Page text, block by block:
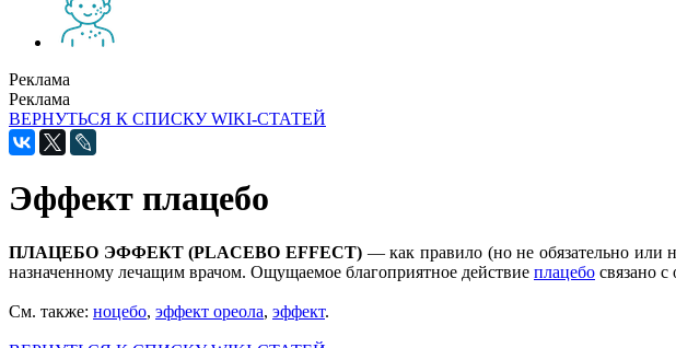
Реклама
Реклама
ВЕРНУТЬСЯ К СПИСКУ WIKI-СТАТЕЙ
Эффект плацебо
ПЛАЦЕБО ЭФФЕКТ (PLACEBO EFFECT)— как правило (но не обязательно или
назначенному лечащим врачом. Ощущаемое благоприятное действие плацебо связано
См. также: ноцебо, эффект ореола, эффект.